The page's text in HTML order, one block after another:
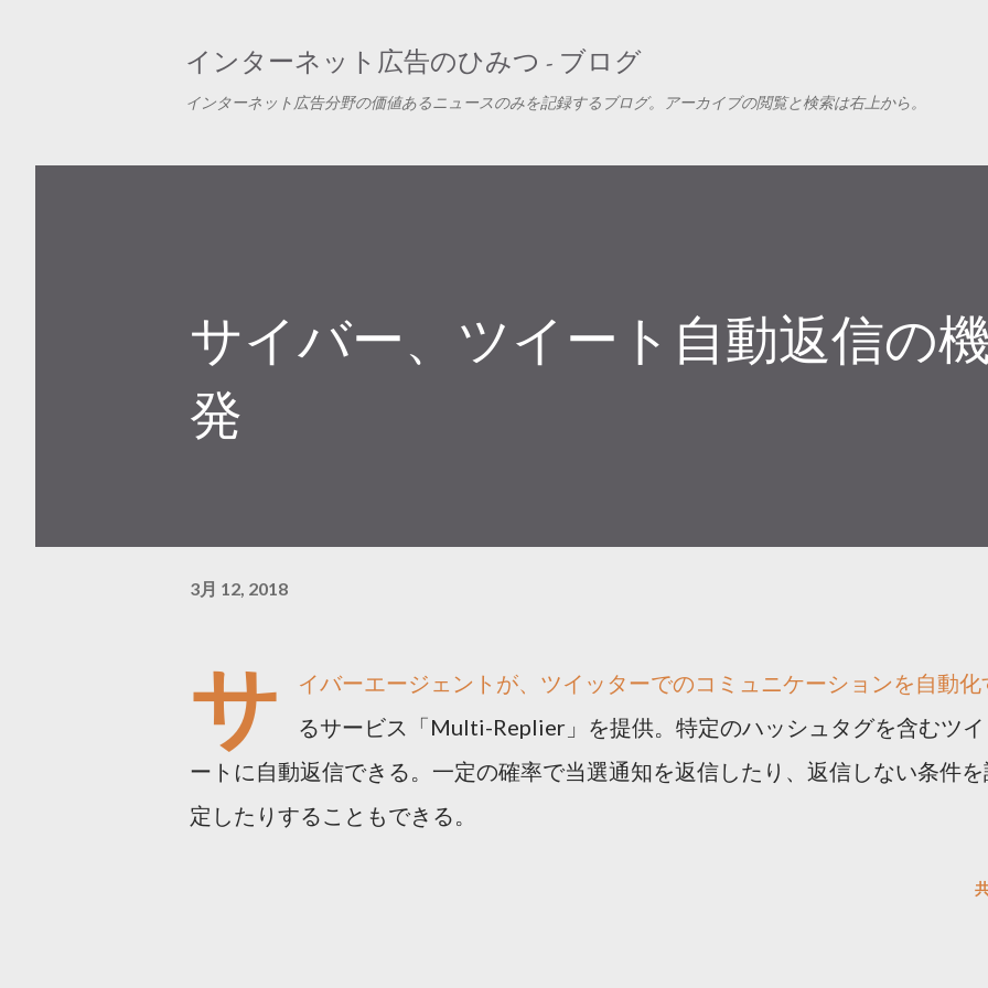
インターネット広告のひみつ - ブログ
インターネット広告分野の価値あるニュースのみを記録するブログ。アーカイブの閲覧と検索は右上から。
サイバー、ツイート自動返信の
発
3月 12, 2018
サ
イバーエージェントが、ツイッターでのコミュニケーションを自動化
るサービス「Multi-Replier」を提供。特定のハッシュタグを含むツイ
ートに自動返信できる。一定の確率で当選通知を返信したり、返信しない条件を
定したりすることもできる。